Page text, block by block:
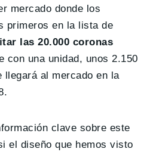
mercado donde los
primeros en la lista de
las 20.000 coronas
con una unidad, unos 2.150
llegará al mercado en la
clave sobre este
el diseño que hemos visto